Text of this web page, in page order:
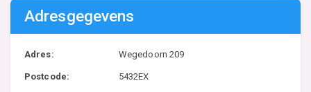
Adresgegevens
Adres: Wegedoorn 209
Postcode: 5432EX